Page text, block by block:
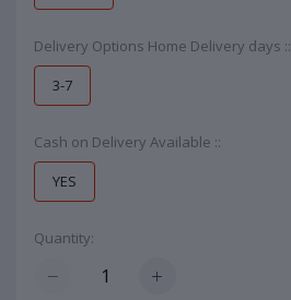
Delivery Options Home Delivery days ::
3-7
Cash on Delivery Available ::
YES
Quantity: